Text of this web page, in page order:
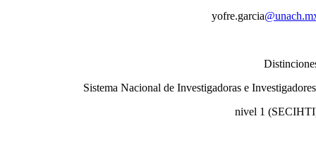
yofre.garcia
Sistema Nacional de Investigadoras e
nivel 1